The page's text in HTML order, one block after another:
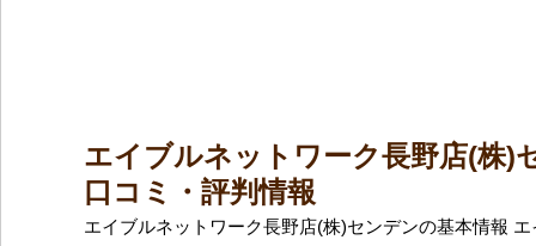
エイブルネットワーク長野店(株)
口コミ・評判情報
エイブルネットワーク長野店(株)センデンの基本情報